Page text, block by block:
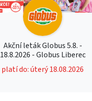
Akční leták Globus 5.8. -
18.8.2026 - Globus Liberec
platí do: úterý 18.08.2026